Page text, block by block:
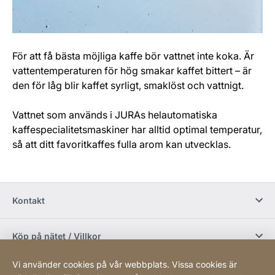
För att få bästa möjliga kaffe bör vattnet inte koka. Är
vattentemperaturen för hög smakar kaffet bittert – är
den för låg blir kaffet syrligt, smaklöst och vattnigt.
Vattnet som används i JURAs helautomatiska
kaffespecialitetsmaskiner har alltid optimal temperatur,
så att ditt favoritkaffes fulla arom kan utvecklas.
Kontakt
Köp på nätet / Villkor
Vi använder cookies på vår webbplats. Vissa cookies är